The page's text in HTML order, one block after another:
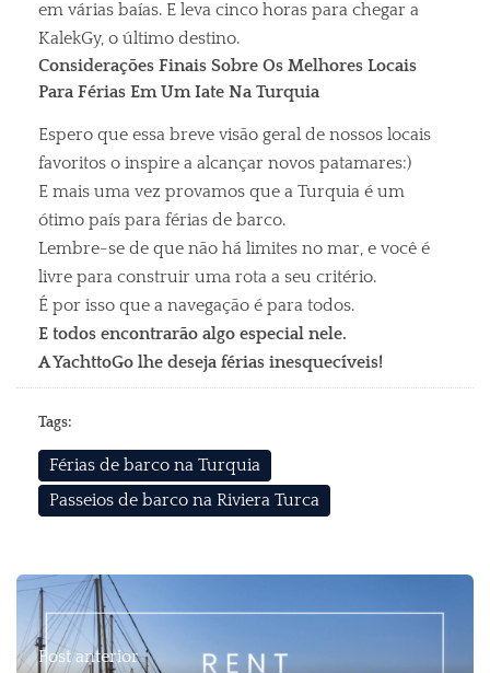
em várias baías. E leva cinco horas para chegar a
KalekGy, o último destino.
Considerações Finais Sobre Os Melhores Locais
Para Férias Em Um Iate Na Turquia
Espero que essa breve visão geral de nossos locais
favoritos o inspire a alcançar novos patamares:)
E mais uma vez provamos que a Turquia é um
ótimo país para férias de barco.
Lembre-se de que não há limites no mar, e você é
livre para construir uma rota a seu critério.
É por isso que a navegação é para todos.
E todos encontrarão algo especial nele.
A YachttoGo lhe deseja férias inesquecíveis!
Tags:
Férias de barco na Turquia
Passeios de barco na Riviera Turca
Post anterior